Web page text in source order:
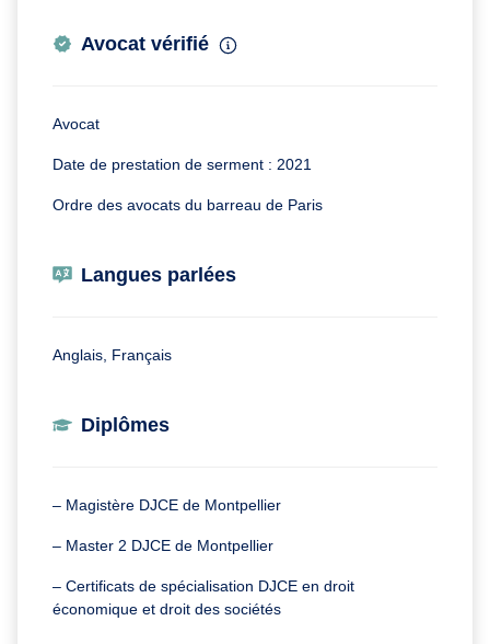
Avocat vérifié
Avocat
Date de prestation de serment : 2021
Ordre des avocats du barreau de Paris
Langues parlées
Anglais, Français
Diplômes
– Magistère DJCE de Montpellier
– Master 2 DJCE de Montpellier
– Certificats de spécialisation DJCE en droit
économique et droit des sociétés